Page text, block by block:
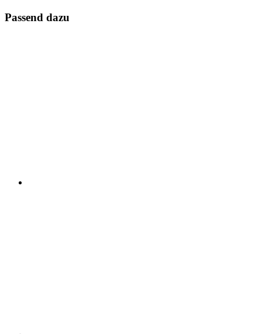
Passend dazu